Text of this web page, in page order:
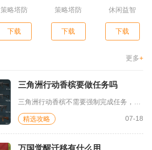
策略塔防
下载
策略塔防
下载
休闲益智
下载
更多+
三角洲行动香槟要做任务吗
精选攻略 07-18
万国觉醒迁移有什么用